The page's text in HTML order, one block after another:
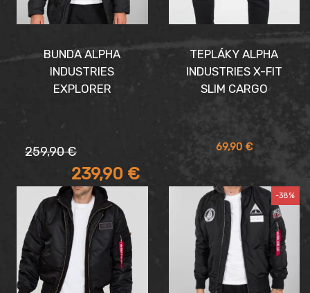
BUNDA ALPHA
INDUSTRIES
EXPLORER
259,90€
bola:
259,90 €.
239,90 €
je:
239,90 €.
TEPLÁKY ALPHA
INDUSTRIES X-FIT
SLIM CARGO
69,90 €
-38%